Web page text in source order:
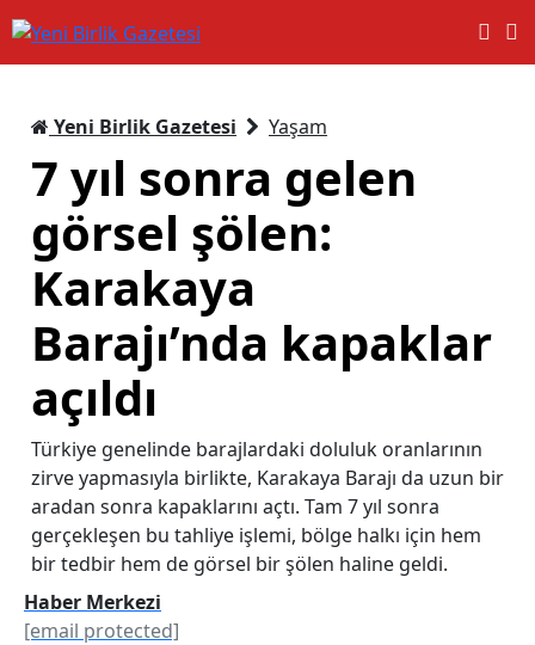
Yeni Birlik Gazetesi Yaşam
7 yıl sonra gelen
görsel şölen:
Karakaya
Barajı’nda kapaklar
açıldı
Türkiye genelinde barajlardaki doluluk oranlarının
zirve yapmasıyla birlikte, Karakaya Barajı da uzun bir
aradan sonra kapaklarını açtı. Tam 7 yıl sonra
gerçekleşen bu tahliye işlemi, bölge halkı için hem
bir tedbir hem de görsel bir şölen haline geldi.
Haber Merkezi
[email protected]